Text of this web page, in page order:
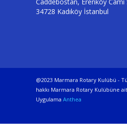
34728 Kadıköy İstanbul
@2023 Marmara Rotary Kulübü -
hakkı Marmara Rotary Kulübüne
Uygulama Anthea